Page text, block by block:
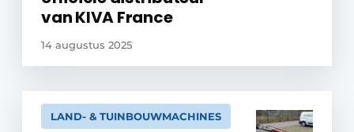
van KIVA France
14 augustus 2025
LAND- & TUINBOUWMACHINES